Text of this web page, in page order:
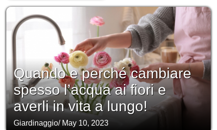
Quando e perché cambiare
spesso l’acqua ai fiori e
averli in vita a lungo!
Giardinaggio/ May 10, 2023